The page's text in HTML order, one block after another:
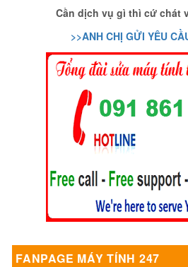
Cần dịch vụ gì thì cứ chát
>>ANH CHỊ GỬI YÊU
FANPAGE MÁY TÍNH 247